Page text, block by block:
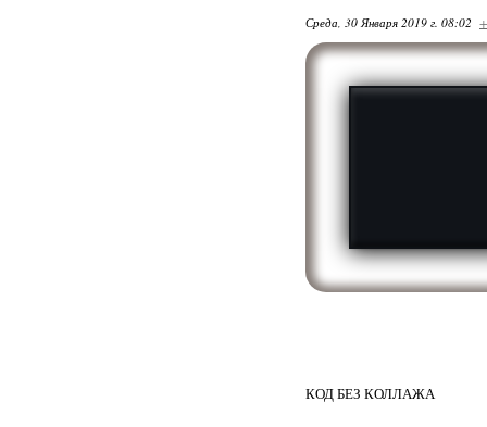
Среда, 30 Января 2019 г. 08:02
КОД БЕЗ КОЛЛАЖА